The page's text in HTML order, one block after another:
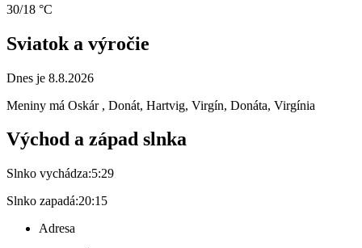
30/18 °C
Sviatok a výročie
Dnes je 8.8.2026
Meniny má Oskár , Donát, Hartvig, Virgín, Donáta, Virgínia
Východ a západ slnka
Slnko vychádza:5:29
Slnko zapadá:20:15
Adresa